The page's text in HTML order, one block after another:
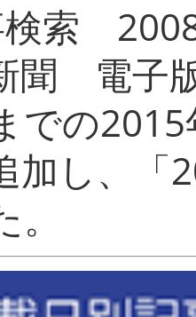
索
聞 電子
での
加し、「
し